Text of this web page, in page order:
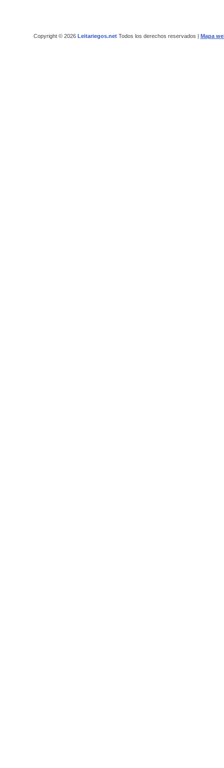
Copyright © 2026 Leitariegos.netTodos los derechos reservados | Mapa